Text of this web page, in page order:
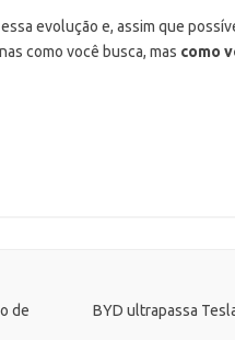
evolução e, assim que
como você busca, mas como
de
BYD ultrapassa